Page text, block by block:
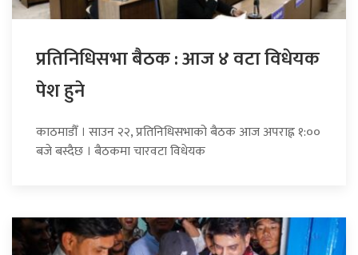
प्रतिनिधिसभा बैठक : आज ४ वटा विधेयक
पेश हुने
काठमाडौँ । साउन २२, प्रतिनिधिसभाको बैठक आज अपराह्न १:००
बजे बस्दैछ । बैठकमा चारवटा विधेयक